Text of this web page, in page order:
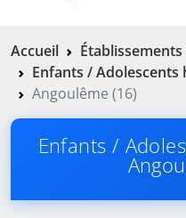
Accueil
Enfants / Adolescents
Angoulême (16)
Enfants /